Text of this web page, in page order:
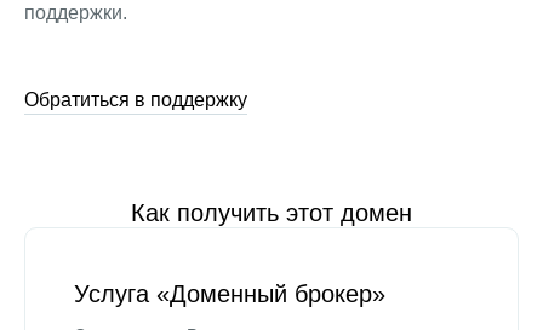
поддержки.
Обратиться в поддержку
Как получить этот домен
Услуга «Доменный брокер»